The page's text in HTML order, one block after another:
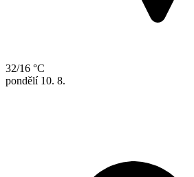
32/16 °C
pondělí 10. 8.